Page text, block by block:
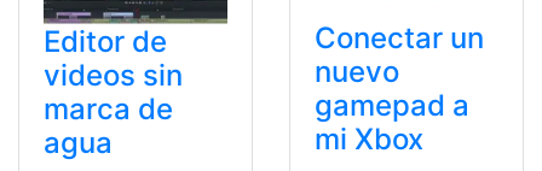
Editor de
videos sin
marca de
agua
Conectar un
nuevo
gamepad a
mi Xbox